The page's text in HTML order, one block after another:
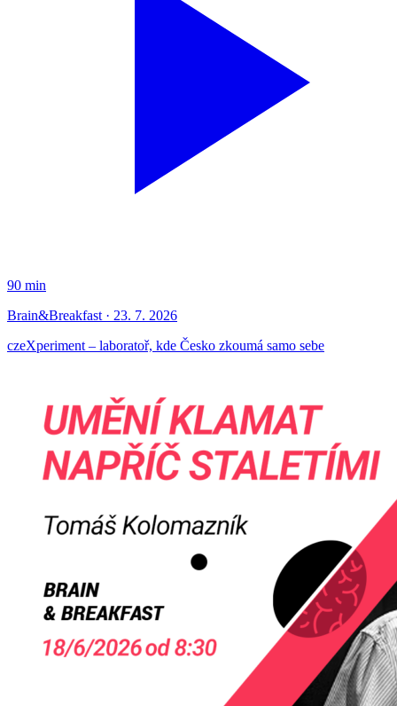
90 min
Brain&Breakfast · 23. 7. 2026
czeXperiment – laboratoř, kde Česko zkoumá samo sebe